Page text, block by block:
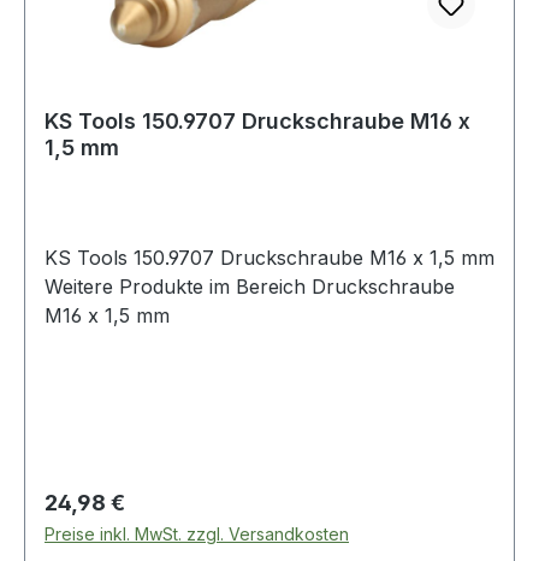
KS Tools 150.9707 Druckschraube M16 x
1,5 mm
KS Tools 150.9707 Druckschraube M16 x 1,5 mm
Weitere Produkte im Bereich Druckschraube
M16 x 1,5 mm
Regulärer Preis:
24,98 €
Preise inkl. MwSt. zzgl. Versandkosten